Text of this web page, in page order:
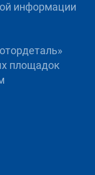
информации
площадок